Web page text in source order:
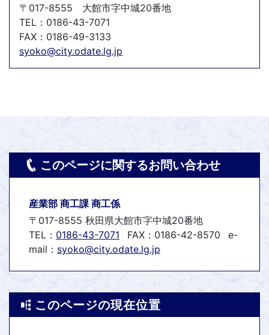
〒017-8555 大館市字中城20番地
TEL：0186-43-7071
FAX：0186-49-3133
syoko@city.odate.lg.jp
このページに関するお問い合わせ
産業部 商工課 商工係
〒017-8555 秋田県大館市字中城20番地
TEL： 0186-43-7071 FAX：0186-42-8570
e-
mail： syoko@city.odate.lg.jp
このページの現在位置